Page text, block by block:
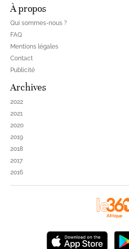
À propos
Qui sommes-nous ?
FAQ
Mentions légales
Contact
Publicité
Archives
2022
2021
2020
2019
2018
2017
2016